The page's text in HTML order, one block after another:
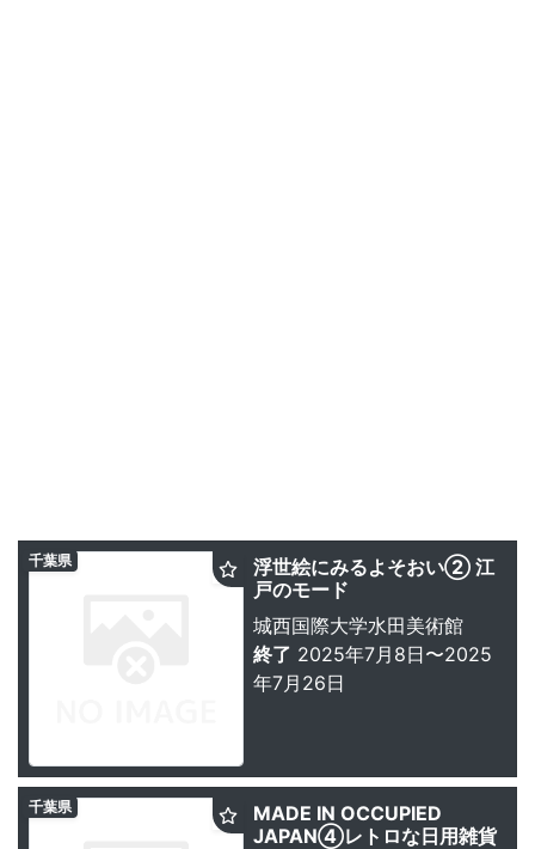
浮世絵にみるよそおい② 江
戸のモード
城西国際大学水田美術館
終了 2025年7月8日〜2025
年7月26日
千葉県
MADE IN OCCUPIED
JAPAN④レトロな日用雑貨
千葉県